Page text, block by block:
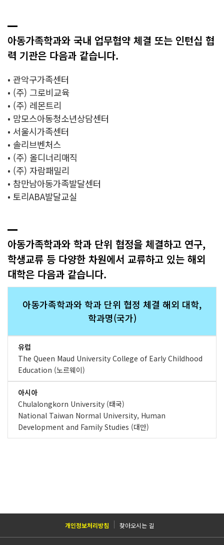
아동가족학과와 국내 업무협약 체결 또는 인턴십 협
력 기관은 다음과 같습니다.
• 관악구가족센터
• (주) 그로비교육
• (주) 레몬트리
• 맘모스아동청소년상담센터
• 서울시가족센터
• 솔리브벤처스
• (주) 올디너리매직
• (주) 자람패밀리
• 참만남아동가족발달센터
• 토리ABA발달교실
아동가족학과와 학과 단위 협정을 체결하고 연구,
학생교류 등 다양한 차원에서 교류하고 있는 해외
대학은 다음과 같습니다.
아동가족학과와 학과 단위 협정 체결 해외 대학,
학과명(국가)
유럽
The Queen Maud University College of Early Childhood
Education (노르웨이)
아시아
Chulalongkorn University (태국)
National Taiwan Normal University, Human
Development and Family Studies (대만)
개인정보처리방침 찾아오시는 길